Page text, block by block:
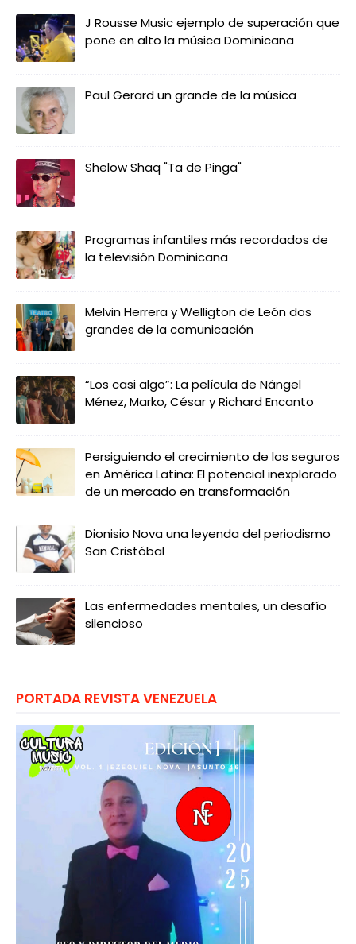
J Rousse Music ejemplo de superación que
pone en alto la música Dominicana
Paul Gerard un grande de la música
Shelow Shaq "Ta de Pinga"
Programas infantiles más recordados de
la televisión Dominicana
Melvin Herrera y Welligton de León dos
grandes de la comunicación
“Los casi algo”: La película de Nángel
Ménez, Marko, César y Richard Encanto
Persiguiendo el crecimiento de los seguros
en América Latina: El potencial inexplorado
de un mercado en transformación
Dionisio Nova una leyenda del periodismo
San Cristóbal
Las enfermedades mentales, un desafío
silencioso
PORTADA REVISTA VENEZUELA